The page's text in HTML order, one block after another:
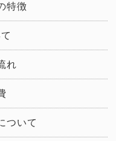
特徴
れ
ついて